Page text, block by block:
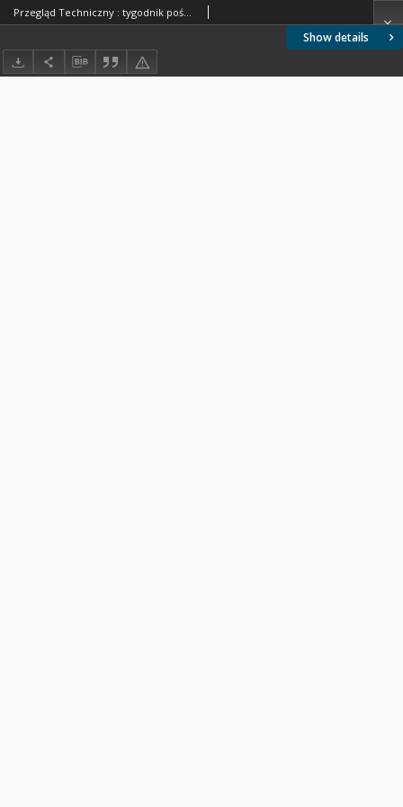
Show details
Przegląd Techniczny : tygodnik poświęcony sprawom techniki i przemysłu. 1896 nr 7